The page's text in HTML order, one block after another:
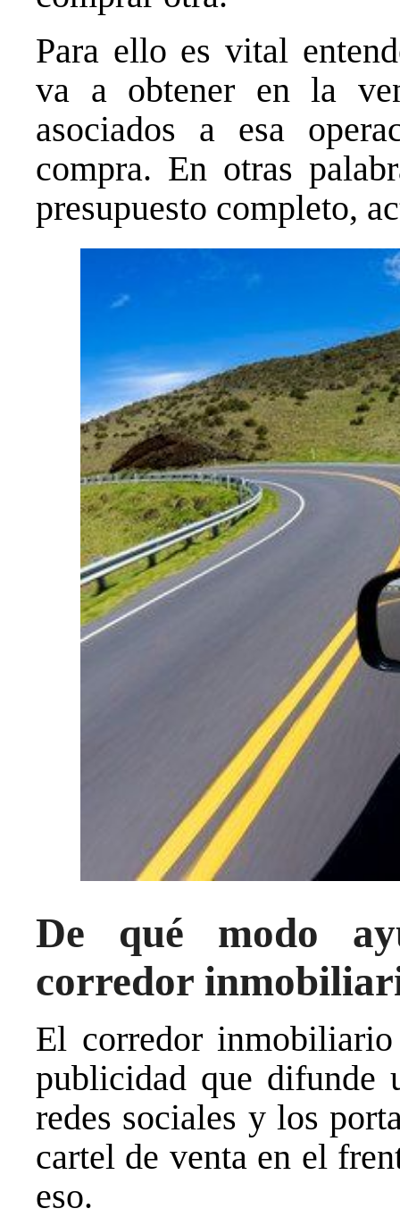
Para ello es vital
va a obtener en la
asociados a esa
compra. En otras
presupuesto completo,
De qué modo
corredor
El corredor
publicidad que difunde
redes sociales y los
cartel de venta en el
eso.